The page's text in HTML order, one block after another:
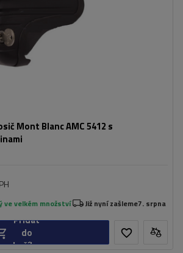
Mont Blanc AMC 5412 s
velkém množství Již nyní zašleme7. srpna
Přidat
do
košíku